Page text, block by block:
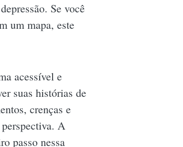
Se você
um mapa, este
acessível e
suas histórias de
crenças e
A
passo nessa